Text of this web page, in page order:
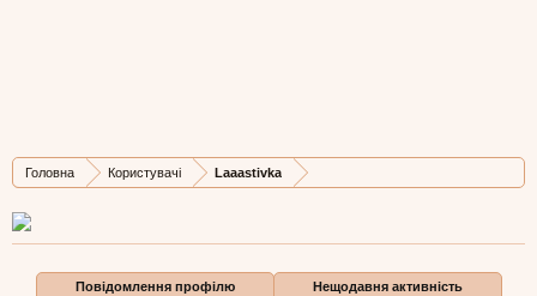
Головна Користувачі Laaastivka
Дописів
0
Карма
0
Бали
0
Повідомлення профілю
Нещодавня активність